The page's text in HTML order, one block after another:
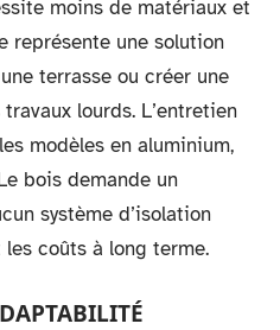
moins de matériaux et
représente une solution
terrasse ou créer une
lourds. L’entretien
modèles en aluminium,
bois demande un
système d’isolation
coûts à long terme.